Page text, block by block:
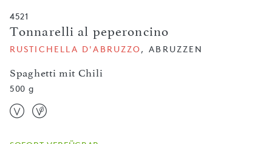
4521
Tonnarelli al peperoncino
Spaghetti mit Chili
RUSTICHELLA D'ABRUZZO, ABRUZZEN
500 g